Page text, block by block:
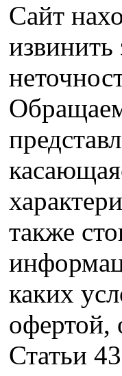
Сайт
также
каких
офертой,
Статьи